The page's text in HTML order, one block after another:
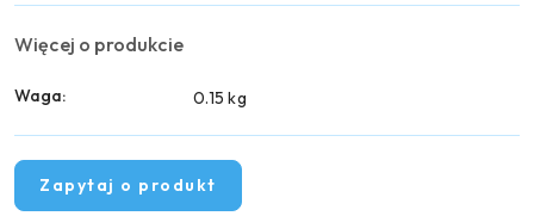
Więcej o produkcie
Waga: 0.15 kg
Zapytaj o produkt